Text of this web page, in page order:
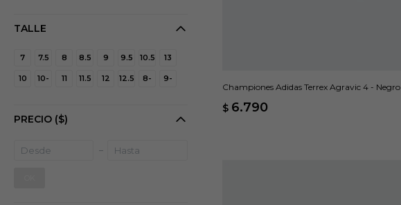
Championes Adidas Terrex Agravic 4 - Negro
$ 6.790
TALLE
7 7.5 8 8.5 9 9.5 10.5 13
10 10- 11 11.5 12 12.5 8- 9-
PRECIO ($)